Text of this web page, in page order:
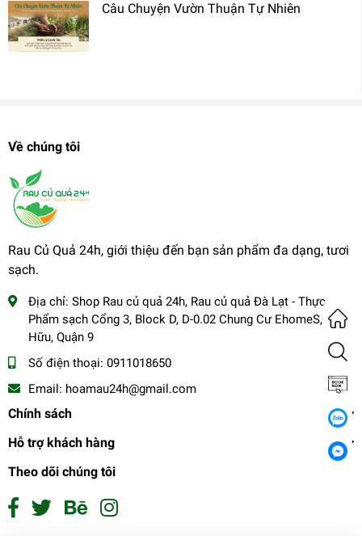
Câu Chuyện Vườn Thuận Tự Nhiên
Về chúng tôi
Rau Củ Quả 24h, giới thiệu đến bạn sản phẩm đa dạng, tươi
sạch.
Địa chỉ: Shop Rau củ quả 24h, Rau củ quả Đà Lạt - Thực
Phẩm sạch Cổng 3, Block D, D-0.02 Chung Cư EhomeS, Phú
Hữu, Quận 9
Số điện thoại: 0911018650
Email: hoamau24h@gmail.com
Chính sách
Hỗ trợ khách hàng
Theo dõi chúng tôi